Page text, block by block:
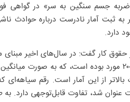
جسم سنگین به سر» در گواهی
به ثبت آمار نادرست درباره حوادث
دارد.
کار گفت: در سال‌های اخیر مبنای
از این آمار است. رقم
عنوان شد، تفاوت قابل‌توجهی دارد.